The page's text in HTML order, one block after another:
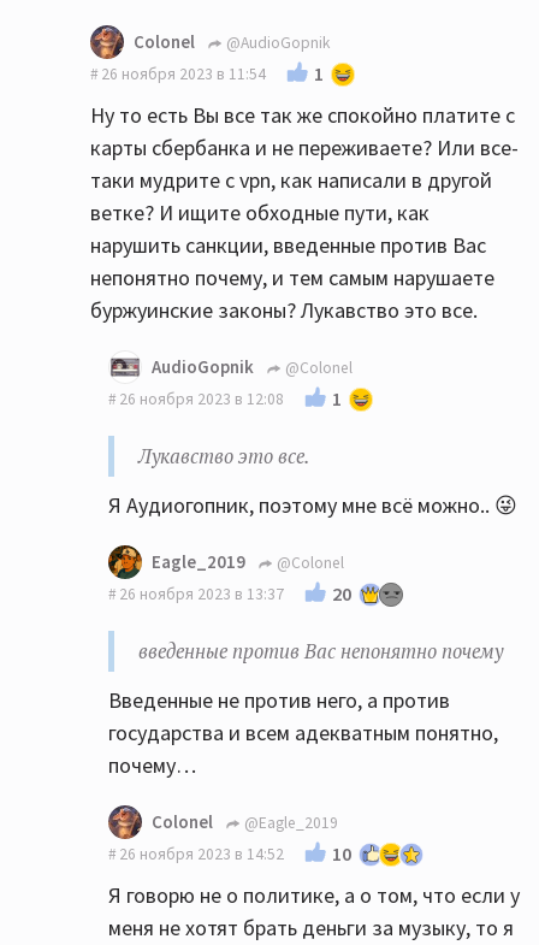
Colonel
@AudioGopnik
26 ноября 2023 в 11:54
1
Ну то есть Вы все так же спокойно платите с
карты сбербанка и не переживаете? Или все-
таки мудрите с vpn, как написали в другой
ветке? И ищите обходные пути, как
нарушить санкции, введенные против Вас
непонятно почему, и тем самым нарушаете
буржуинские законы? Лукавство это все.
AudioGopnik
@Colonel
26 ноября 2023 в 12:08
1
Лукавство это все.
Я Аудиогопник, поэтому мне всё можно.. 😜
Eagle_2019
@Colonel
26 ноября 2023 в 13:37
20
введенные против Вас непонятно почему
Введенные не против него, а против
государства и всем адекватным понятно,
почему…
Colonel
@Eagle_2019
26 ноября 2023 в 14:52
10
Я говорю не о политике, а о том, что если у
меня не хотят брать деньги за музыку, то я